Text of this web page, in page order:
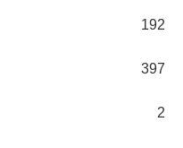
192
397
2